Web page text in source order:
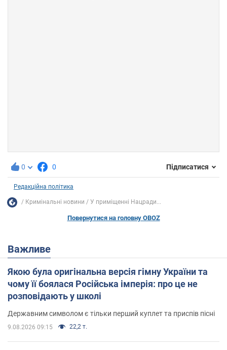
0 0 Підписатися
Редакційна політика
Кримінальні новини У приміщенні Нацради...
Повернутися на головну OBOZ
Важливе
Якою була оригінальна версія гімну України та
чому її боялася Російська імперія: про це не
розповідають у школі
Державним символом є тільки перший куплет та приспів пісні
9.08.2026 09:15 22,2 т.